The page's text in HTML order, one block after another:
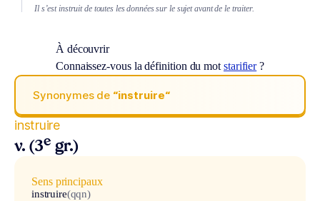
Il s’est instruit de toutes les données sur le sujet avant de le traiter.
À découvrir
Connaissez-vous la définition du mot starifier?
Synonymes de “instruire“
instruire
v. (3e gr.)
Sens principaux
instruire(qqn)